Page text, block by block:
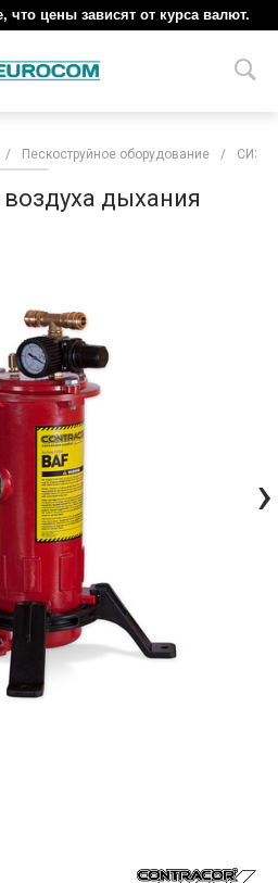
цены зависят от курса валют.
/ Пескоструйное оборудование / СИЗ
дыхания
›